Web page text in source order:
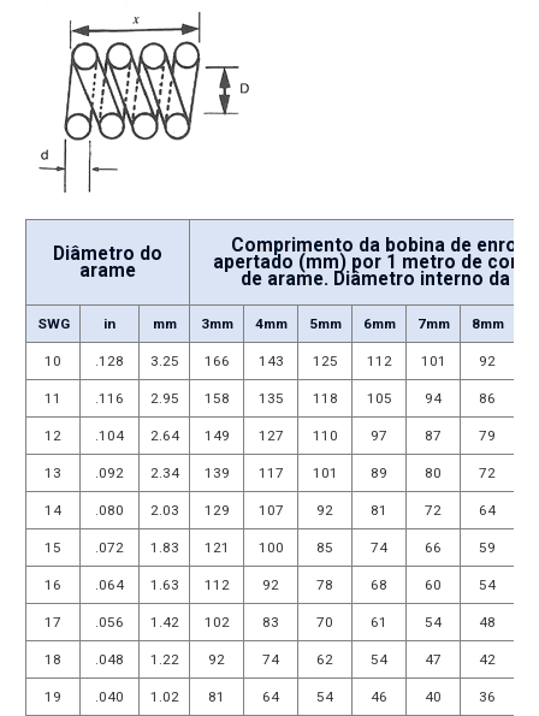
Diâmetro do
arame
Comprimento da bobina de
apertado (mm) por 1 metro de
de arame. Diâmetro interno da
SWG in mm 3mm 4mm 5mm 6mm 7mm 8mm
10 .128 3.25 166 143 125 112 101 92
11 .116 2.95 158 135 118 105 94 86
12 .104 2.64 149 127 110 97 87 79
13 .092 2.34 139 117 101 89 80 72
14 .080 2.03 129 107 92 81 72 64
15 .072 1.83 121 100 85 74 66 59
16 .064 1.63 112 92 78 68 60 54
17 .056 1.42 102 83 70 61 54 48
18 .048 1.22 92 74 62 54 47 42
19 .040 1.02 81 64 54 46 40 36